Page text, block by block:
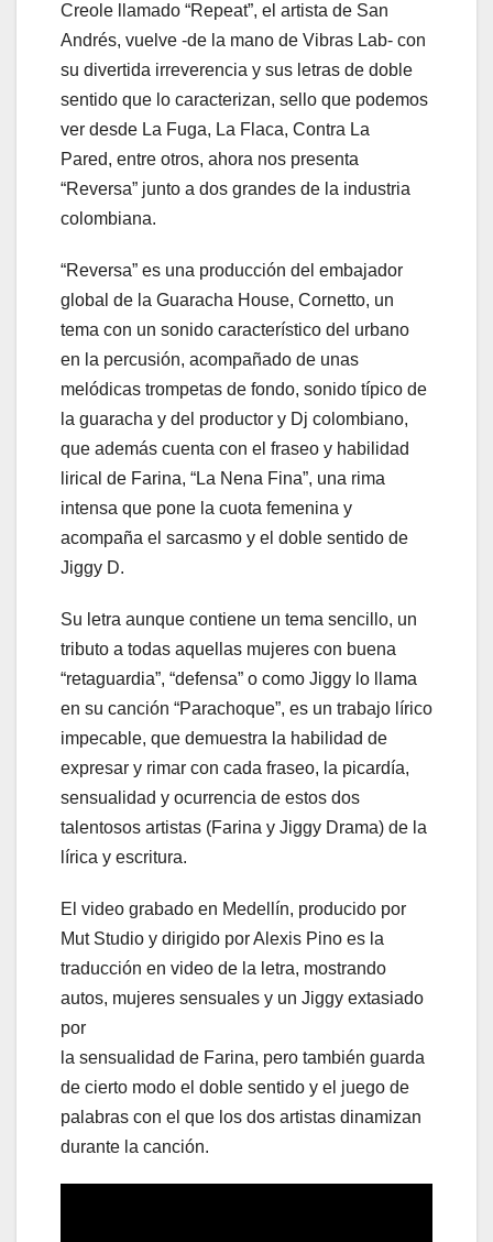
Creole llamado “Repeat”, el artista de San
Andrés, vuelve -de la mano de Vibras Lab- con
su divertida irreverencia y sus letras de doble
sentido que lo caracterizan, sello que podemos
ver desde La Fuga, La Flaca, Contra La
Pared, entre otros, ahora nos presenta
“Reversa” junto a dos grandes de la industria
colombiana.
“Reversa” es una producción del embajador
global de la Guaracha House, Cornetto, un
tema con un sonido característico del urbano
en la percusión, acompañado de unas
melódicas trompetas de fondo, sonido típico de
la guaracha y del productor y Dj colombiano,
que además cuenta con el fraseo y habilidad
lirical de Farina, “La Nena Fina”, una rima
intensa que pone la cuota femenina y
acompaña el sarcasmo y el doble sentido de
Jiggy D.
Su letra aunque contiene un tema sencillo, un
tributo a todas aquellas mujeres con buena
“retaguardia”, “defensa” o como Jiggy lo llama
en su canción “Parachoque”, es un trabajo lírico
impecable, que demuestra la habilidad de
expresar y rimar con cada fraseo, la picardía,
sensualidad y ocurrencia de estos dos
talentosos artistas (Farina y Jiggy Drama) de la
lírica y escritura.
El video grabado en Medellín, producido por
Mut Studio y dirigido por Alexis Pino es la
traducción en video de la letra, mostrando
autos, mujeres sensuales y un Jiggy extasiado
por
la sensualidad de Farina, pero también guarda
de cierto modo el doble sentido y el juego de
palabras con el que los dos artistas dinamizan
durante la canción.